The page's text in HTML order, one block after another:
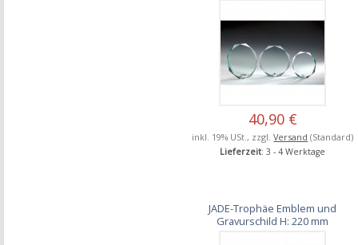
40,90 €
inkl. 19% USt., zzgl.Versand (Standard)
Lieferzeit: 3 - 4 Werktage
JADE-Trophäe Emblem und
Gravurschild H: 220 mm